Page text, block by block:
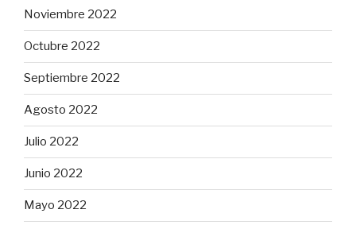
Noviembre 2022
Octubre 2022
Septiembre 2022
Agosto 2022
Julio 2022
Junio 2022
Mayo 2022